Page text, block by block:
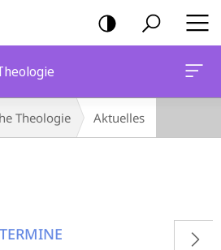
Theologie Aktuelles
TERMINE